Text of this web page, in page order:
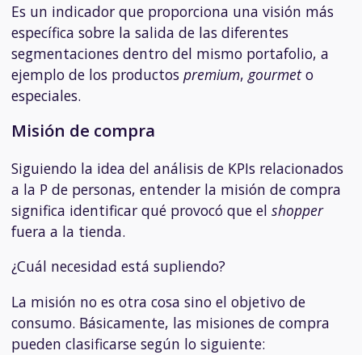
Es un indicador que proporciona una visión más
específica sobre la salida de las diferentes
segmentaciones dentro del mismo portafolio, a
ejemplo de los productos premium, gourmeto
especiales.
Misión de compra
Siguiendo la idea del análisis de KPIs relacionados
a la P de personas, entender la misión de compra
significa identificar qué provocó que el shopper
fuera a la tienda.
¿Cuál necesidad está supliendo?
La misión no es otra cosa sino el objetivo de
consumo. Básicamente, las misiones de compra
pueden clasificarse según lo siguiente: